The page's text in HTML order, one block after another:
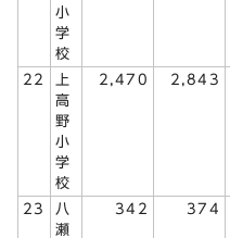
小
学
校
22
上
高
野
小
学
校
2,470 2,843
23
八
瀬
342 374